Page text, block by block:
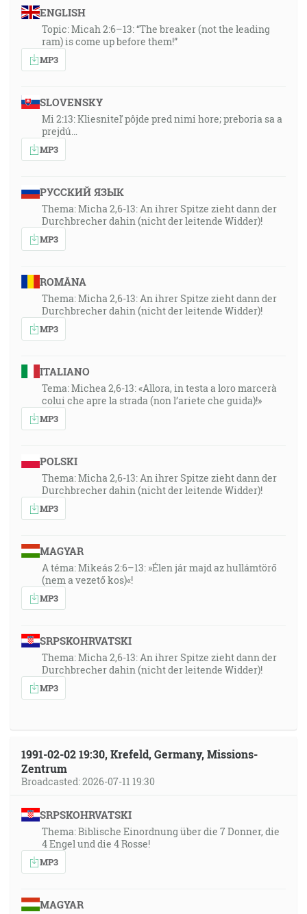
ENGLISH
Topic: Micah 2:6–13: “The breaker (not the leading
ram) is come up before them!”
MP3
SLOVENSKY
Mi 2:13: Kliesniteľ pôjde pred nimi hore; preboria sa a
prejdú…
MP3
РУССКИЙ ЯЗЫК
Thema: Micha 2,6-13: An ihrer Spitze zieht dann der
Durchbrecher dahin (nicht der leitende Widder)!
MP3
ROMÂNA
Thema: Micha 2,6-13: An ihrer Spitze zieht dann der
Durchbrecher dahin (nicht der leitende Widder)!
MP3
ITALIANO
Tema: Michea 2,6-13: «Allora, in testa a loro marcerà
colui che apre la strada (non l’ariete che guida)!»
MP3
POLSKI
Thema: Micha 2,6-13: An ihrer Spitze zieht dann der
Durchbrecher dahin (nicht der leitende Widder)!
MP3
MAGYAR
A téma: Mikeás 2:6–13: »Élen jár majd az hullámtörő
(nem a vezető kos)«!
MP3
SRPSKOHRVATSKI
Thema: Micha 2,6-13: An ihrer Spitze zieht dann der
Durchbrecher dahin (nicht der leitende Widder)!
MP3
1991-02-02 19:30, Krefeld, Germany, Missions-
Zentrum
Broadcasted: 2026-07-11 19:30
SRPSKOHRVATSKI
Thema: Biblische Einordnung über die 7 Donner, die
4 Engel und die 4 Rosse!
MP3
MAGYAR